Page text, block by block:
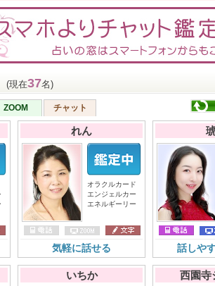
(現在37名)
ZOOM チャット
れん
オラクルカード
エンジェルカー
エネルギーリー
気軽に話せる 話しや
いちか 西園寺